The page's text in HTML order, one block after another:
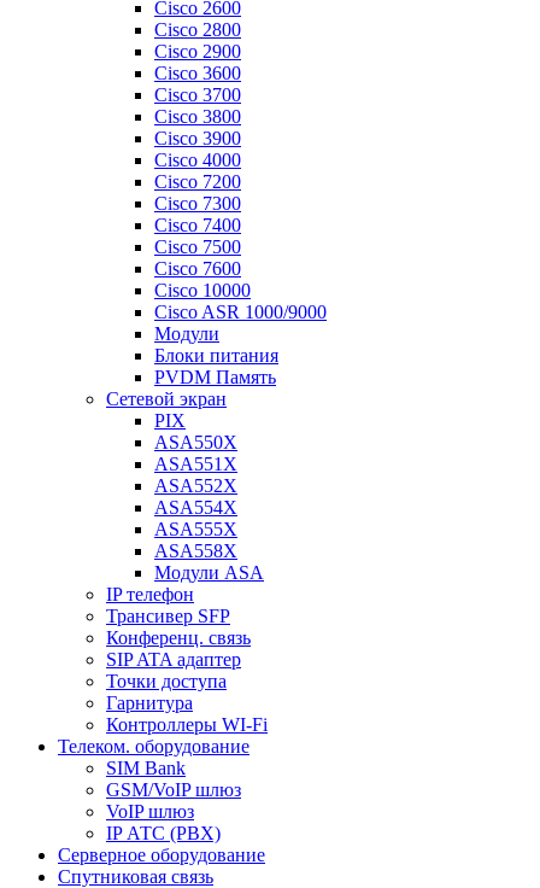
Cisco 2600
Cisco 2800
Cisco 2900
Cisco 3600
Cisco 3700
Cisco 3800
Cisco 3900
Cisco 4000
Cisco 7200
Cisco 7300
Cisco 7400
Cisco 7500
Cisco 7600
Cisco 10000
Cisco ASR 1000/9000
Модули
Блоки питания
PVDM Память
Сетевой экран
PIX
ASA550X
ASA551X
ASA552X
ASA554X
ASA555X
ASA558X
Модули ASA
IP телефон
Трансивер SFP
Конференц. связь
SIP ATA адаптер
Точки доступа
Гарнитура
Контроллеры WI-Fi
Телеком. оборудование
SIM Bank
GSM/VoIP шлюз
VoIP шлюз
IP АТС (PBX)
Серверное оборудование
Спутниковая связь